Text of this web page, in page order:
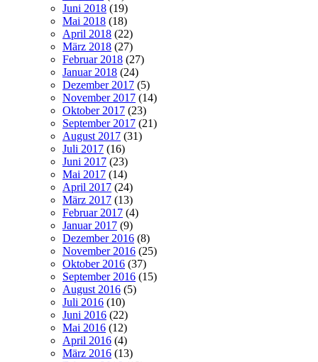
Juni 2018 (19)
Mai 2018 (18)
April 2018 (22)
März 2018 (27)
Februar 2018 (27)
Januar 2018 (24)
Dezember 2017 (5)
November 2017 (14)
Oktober 2017 (23)
September 2017 (21)
August 2017 (31)
Juli 2017 (16)
Juni 2017 (23)
Mai 2017 (14)
April 2017 (24)
März 2017 (13)
Februar 2017 (4)
Januar 2017 (9)
Dezember 2016 (8)
November 2016 (25)
Oktober 2016 (37)
September 2016 (15)
August 2016 (5)
Juli 2016 (10)
Juni 2016 (22)
Mai 2016 (12)
April 2016 (4)
März 2016 (13)